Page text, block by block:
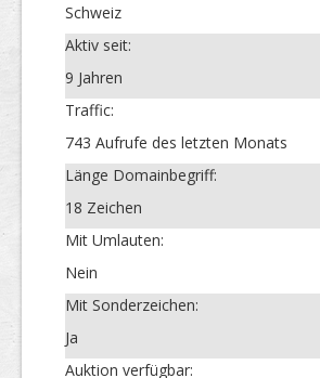
Schweiz
Aktiv seit:
9 Jahren
Traffic:
743 Aufrufe des letzten Monats
Länge Domainbegriff:
18 Zeichen
Mit Umlauten:
Nein
Mit Sonderzeichen:
Ja
Auktion verfügbar: